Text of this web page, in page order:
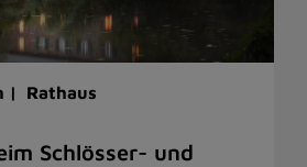
| Rathaus
Schlösser- und